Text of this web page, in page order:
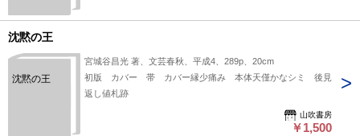
沈黙の王
沈黙の王
宮城谷昌光 著、文芸春秋、平成4、289p、20cm
初版 カバー 帯 カバー縁少痛み 本体天僅かなシミ 後見
返し値札跡
山吹書房
￥1,500